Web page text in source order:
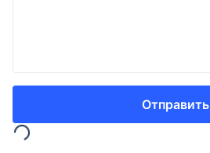
Отправить